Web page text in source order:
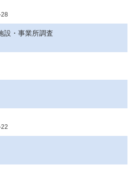
設・事業所調査